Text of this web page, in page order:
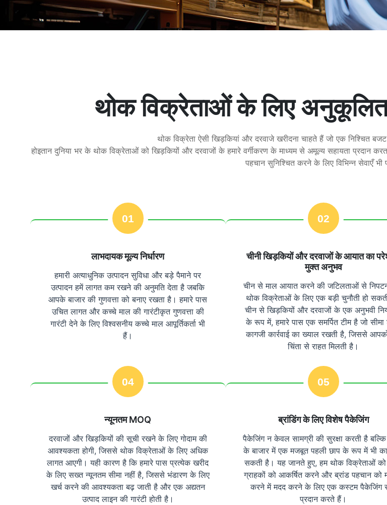
थोक विक्रेताओं के लिए
थोक विक्रेता ऐसी खिड़कियां और दरवाजे खरीदना चाहते हैं जो एक निश्चित
होइतान दुनिया भर के थोक विक्रेताओं को खिड़कियों और दरवाजों के हमारे वर्गीकरण के माध्यम से अमूल्य सहायता प्रदान
पहचान सुनिश्चित करने के लिए विभिन्न सेवाएँ भी
01
लाभदायक मूल्य निर्धारण
हमारी अत्याधुनिक उत्पादन सुविधा और बड़े पैमाने पर
उत्पादन हमें लागत कम रखने की अनुमति देता है जबकि
आपके बाजार की गुणवत्ता को बनाए रखता है। हमारे पास
उचित लागत और कच्चे माल की गारंटीकृत गुणवत्ता की
गारंटी देने के लिए विश्वसनीय कच्चे माल आपूर्तिकर्ता भी
हैं।
02
चीनी खिड़कियों और दरवाजों के आयात का
मुक्त अनुभव
चीन से माल आयात करने की जटिलताओं से
थोक विक्रेताओं के लिए एक बड़ी चुनौती हो
चीन से खिड़कियों और दरवाजों के एक अनुभवी
के रूप में, हमारे पास एक समर्पित टीम है जो
कागजी कार्रवाई का ख्याल रखती है, जिससे
चिंता से राहत मिलती है।
04
न्यूनतम MOQ
दरवाजों और खिड़कियों की सूची रखने के लिए गोदाम की
आवश्यकता होगी, जिससे थोक विक्रेताओं के लिए अधिक
लागत आएगी। यही कारण है कि हमारे पास प्रत्येक खरीद
के लिए सख्त न्यूनतम सीमा नहीं है, जिससे भंडारण के लिए
खर्च करने की आवश्यकता बढ़ जाती है और एक अद्यतन
उत्पाद लाइन की गारंटी होती है।
05
ब्रांडिंग के लिए विशेष पैकेजिंग
पैकेजिंग न केवल सामग्री की सुरक्षा करती है
के बाजार में एक मजबूत पहली छाप के रूप में भी
सकती है। यह जानते हुए, हम थोक विक्रेताओं
ग्राहकों को आकर्षित करने और ब्रांड पहचान को
करने में मदद करने के लिए एक कस्टम पैकेजिंग
प्रदान करते हैं।